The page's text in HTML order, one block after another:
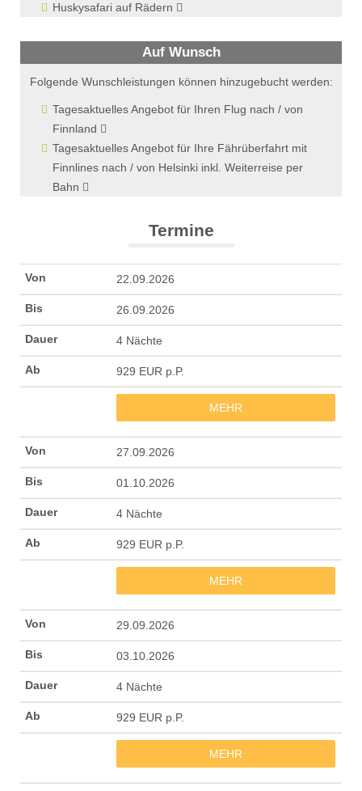
Huskysafari auf Rädern
Auf Wunsch
Folgende Wunschleistungen können hinzugebucht werden:
Tagesaktuelles Angebot für Ihren Flug nach / von
Finnland
Tagesaktuelles Angebot für Ihre Fährüberfahrt mit
Finnlines nach / von Helsinki inkl. Weiterreise per
Bahn
Termine
22.09.2026
26.09.2026
4 Nächte
929 EUR p.P.
MEHR
27.09.2026
01.10.2026
4 Nächte
929 EUR p.P.
MEHR
29.09.2026
03.10.2026
4 Nächte
929 EUR p.P.
MEHR